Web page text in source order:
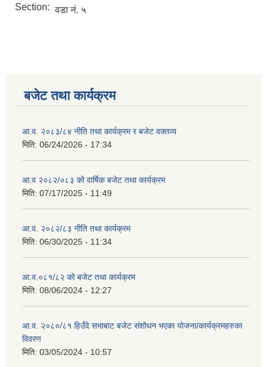
Section: वडा नं. ५
बजेट तथा कार्यक्रम
आ.व. २०८३/८४ नीति तथा कार्यक्रम र बजेट वक्तव्य
मिति: 06/24/2026 - 17:34
आ.व २०८२/०८३ को वार्षिक बजेट तथा कार्यक्रम
मिति: 07/17/2025 - 11:49
आ.व. २०८२/८३ नीति तथा कार्यक्रम
मिति: 06/30/2025 - 11:34
आ.व.०८१/८२ को बजेट तथा कार्यक्रम
मिति: 08/06/2024 - 12:27
आ.व. २०८०/८१ हिउँदे सभाबाट बजेट संशोधन भएका योजना/कार्यक्रमहरुका
विवरण
मिति: 03/05/2024 - 10:57